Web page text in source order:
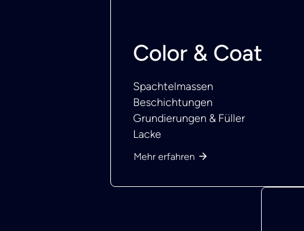
Color & Coat
Spachtelmassen
Beschichtungen
Grundierungen & Füller
Lacke
Mehr erfahren